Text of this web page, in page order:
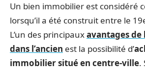
Un bien immobilier est considéré
lorsqu’il a été construit entre le
L’un des principauxavantages de
dans l’ancien est la possibilité d’
immobilier situé en centre-ville.